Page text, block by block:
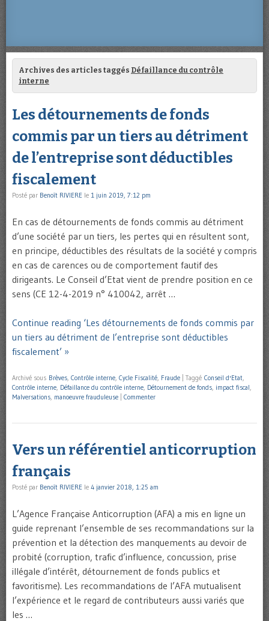
Archives des articles taggés Défaillance du contrôle
interne
Les détournements de fonds
commis par un tiers au détriment
de l’entreprise sont déductibles
fiscalement
Posté par Benoît RIVIERE le 1 juin 2019, 7:12 pm
En cas de détournements de fonds commis au détriment
d’une société par un tiers, les pertes qui en résultent sont,
en principe, déductibles des résultats de la société y compris
en cas de carences ou de comportement fautif des
dirigeants. Le Conseil d’Etat vient de prendre position en ce
sens (CE 12-4-2019 n° 410042, arrêt …
Continue reading ‘Les détournements de fonds commis par
un tiers au détriment de l’entreprise sont déductibles
fiscalement’ »
Archivé sous Brèves, Contrôle interne, Cycle Fiscalité, Fraude Taggé Conseil d'Etat,
Contrôle interne, Défaillance du contrôle interne, Détournement de fonds, impact fiscal,
Malversations, manoeuvre frauduleuse Commenter
Vers un référentiel anticorruption
français
Posté par Benoît RIVIERE le 4 janvier 2018, 1:25 am
L’Agence Française Anticorruption (AFA) a mis en ligne un
guide reprenant l’ensemble de ses recommandations sur la
prévention et la détection des manquements au devoir de
probité (corruption, trafic d’influence, concussion, prise
illégale d’intérêt, détournement de fonds publics et
favoritisme). Les recommandations de l’AFA mutualisent
l’expérience et le regard de contributeurs aussi variés que
les …